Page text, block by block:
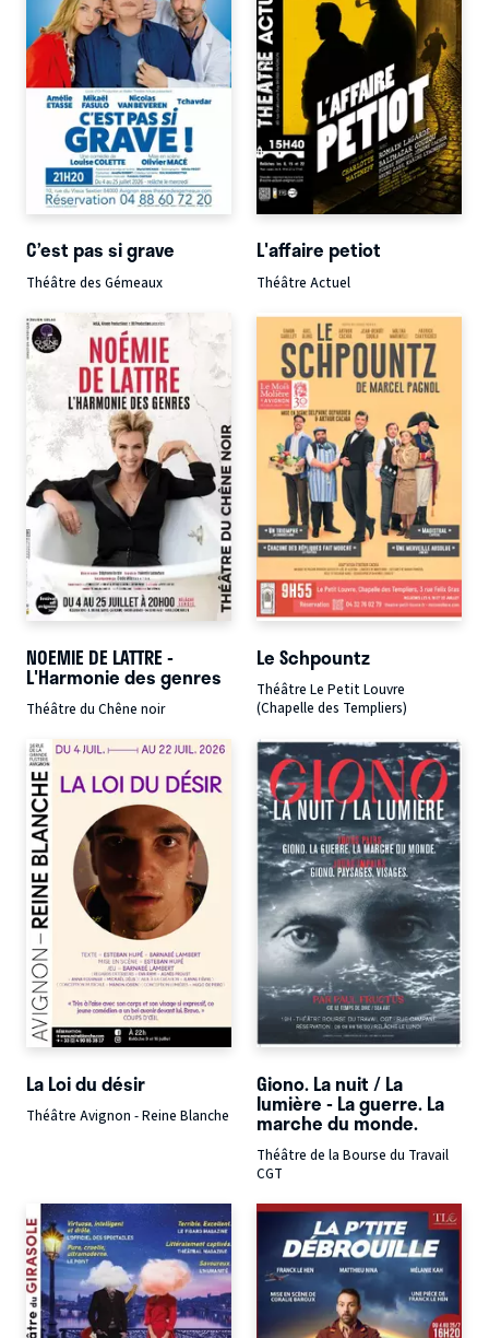
C’est pas si grave
Théâtre des Gémeaux
L'affaire petiot
Théâtre Actuel
NOEMIE DE LATTRE -
L'Harmonie des genres
Théâtre du Chêne noir
Le Schpountz
Théâtre Le Petit Louvre
(Chapelle des Templiers)
La Loi du désir
Théâtre Avignon - Reine Blanche
Giono. La nuit / La
lumière - La guerre. La
marche du monde.
Théâtre de la Bourse du Travail
CGT